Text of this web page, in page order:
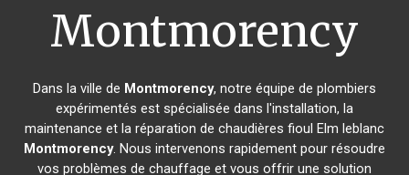
Montmorency
Dans la ville de Montmorency, notre équipe de plombiers
expérimentés est spécialisée dans l'installation, la
maintenance et la réparation de chaudières fioul Elm leblanc
Montmorency. Nous intervenons rapidement pour résoudre
vos problèmes de chauffage et vous offrir une solution